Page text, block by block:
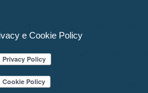
e Cookie Policy